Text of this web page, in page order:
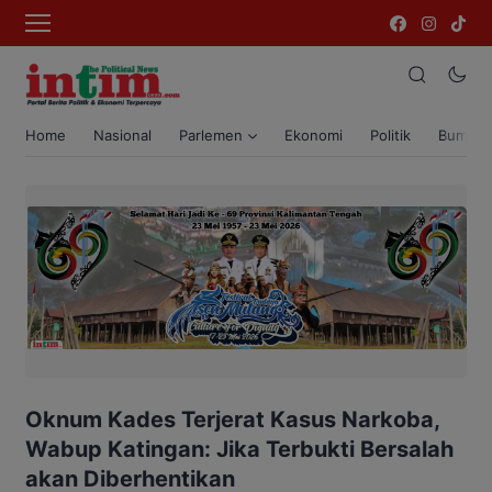
Home Nasional Parlemen Ekonomi Politik Bumi
Oknum Kades Terjerat Kasus Narkoba,
Wabup Katingan: Jika Terbukti Bersalah
akan Diberhentikan